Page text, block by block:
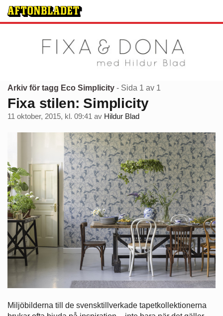
Arkiv för tagg Eco Simplicity - Sida 1 av 1
Fixa stilen: Simplicity
11 oktober, 2015, kl. 09:41 av Hildur Blad
Miljöbilderna till de svensktillverkade tapetkollektionerna